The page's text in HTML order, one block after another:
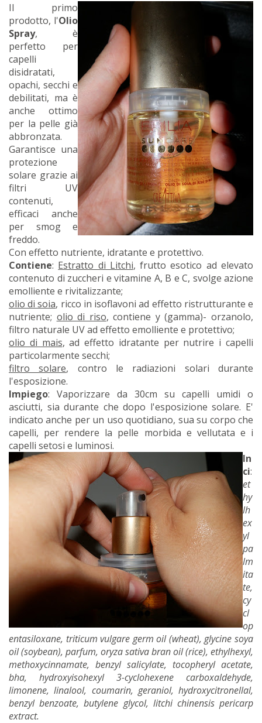
Il primo
prodotto, l'Olio
Spray, è
perfetto per
capelli
disidratati,
opachi, secchi e
debilitati, ma è
anche ottimo
per la pelle già
abbronzata.
Garantisce una
protezione
solare grazie ai
filtri UV
contenuti,
efficaci anche
per smog e
freddo.
Con effetto nutriente, idratante e protettivo.
Contiene: Estratto di Litchi, frutto esotico ad elevato
contenuto di zuccheri e vitamine A, B e C, svolge azione
emolliente e rivitalizzante;
olio di soia, ricco in isoflavoni ad effetto ristrutturante e
nutriente; olio di riso, contiene y (gamma)- orzanolo,
filtro naturale UV ad effetto emolliente e protettivo;
olio di mais, ad effetto idratante per nutrire i capelli
particolarmente secchi;
filtro solare, contro le radiazioni solari durante
l'esposizione.
Impiego: Vaporizzare da 30cm su capelli umidi o
asciutti, sia durante che dopo l'esposizione solare. E'
indicato anche per un uso quotidiano, sua su corpo che
capelli, per rendere la pelle morbida e vellutata e i
capelli setosi e luminosi.
In
ci:
et
hy
lh
ex
yl
pa
lm
ita
te,
cy
cl
op
entasiloxane, triticum vulgare germ oil (wheat), glycine soya
oil (soybean), parfum, oryza sativa bran oil (rice), ethylhexyl,
methoxycinnamate, benzyl salicylate, tocopheryl acetate,
bha, hydroxyisohexyl 3-cyclohexene carboxaldehyde,
limonene, linalool, coumarin, geraniol, hydroxycitronellal,
benzyl benzoate, butylene glycol, litchi chinensis pericarp
extract.